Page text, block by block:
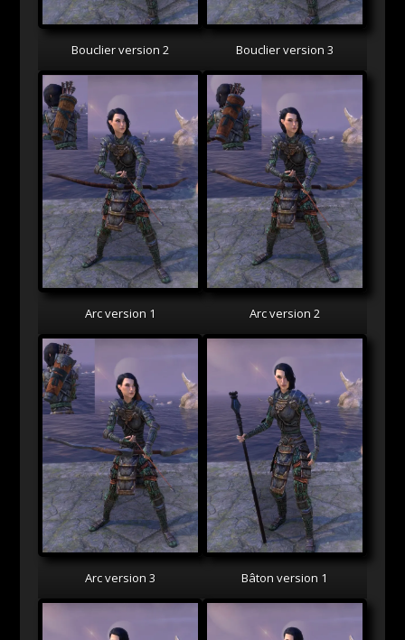
Bouclier version 2 Bouclier version 3
Arc version 1 Arc version 2
Arc version 3 Bâton version 1